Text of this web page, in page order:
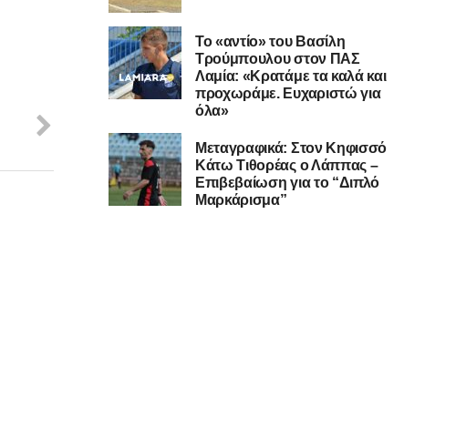
Το «αντίο» του Βασίλη
Τρούμπουλου στον ΠΑΣ
Λαμία: «Κρατάμε τα καλά και
προχωράμε. Ευχαριστώ για
όλα»
Μεταγραφικά: Στον Κηφισσό
Κάτω Τιθορέας ο Λάππας –
Επιβεβαίωση για το “Διπλό
Μαρκάρισμα”